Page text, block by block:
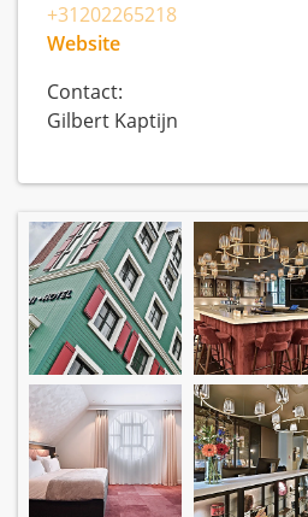
+31202265218
Website
Contact:
Gilbert Kaptijn